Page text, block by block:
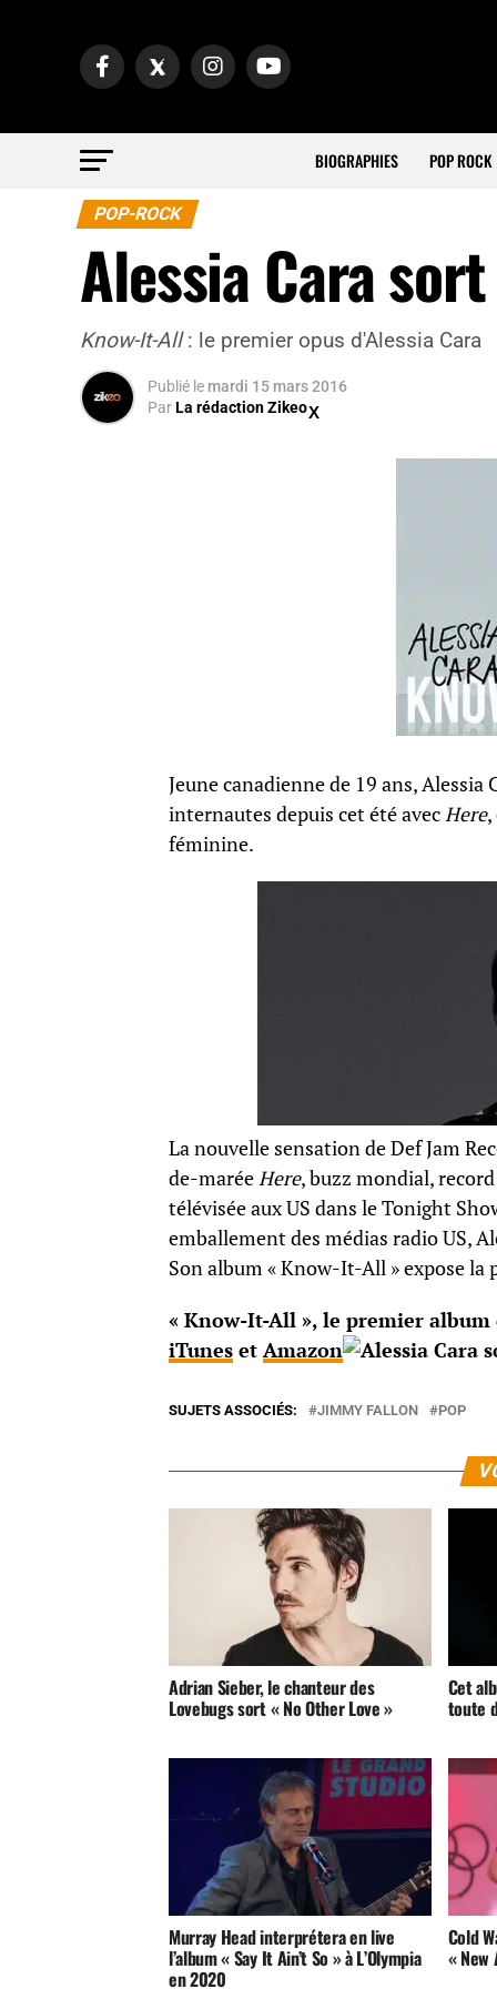
BIOGRAPHIES POP ROCK
POP-ROCK
Alessia Cara
Know-It-All: le premier opus d'Alessia Cara
Publié le mardi 15 mars 2016
ParLa rédaction Zikeo
Jeune canadienne de 19 ans,
internautes depuis cet été avecHere,
féminine.
La nouvelle sensation de Def Jam
de-maréeHere, buzz mondial,
télévisée aux US dans le Tonight
emballement des médias radio US,
Son album « Know-It-All » expose
« Know-It-All », le premier album
iTunes et Amazon
SUJETS ASSOCIÉS: JIMMY FALLON POP
Adrian Sieber, le chanteur des
Lovebugs sort « No Other Love »
Cet
toute
Murray Head interprétera en live
l’album « Say It Ain’t So » à L’Olympia
en 2020
Cold
« New